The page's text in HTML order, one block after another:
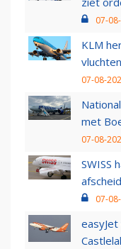
07-
KLM
07-08-
met
07-08-
SWISS
07-